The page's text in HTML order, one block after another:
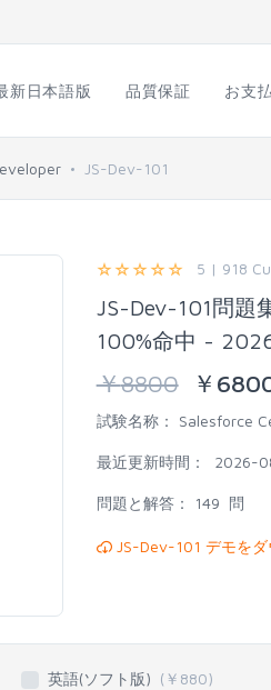
新日本語版 品質保証 お支
JS-Dev-101
5 | 918
JS-Dev-101問題
100%命中 -
￥8800￥
試験名称： Salesforce
最近更新時間： 2026-
問題と解答： 149 問
JS-Dev-101 デモをダ
英語(ソフト版) (￥ 880)